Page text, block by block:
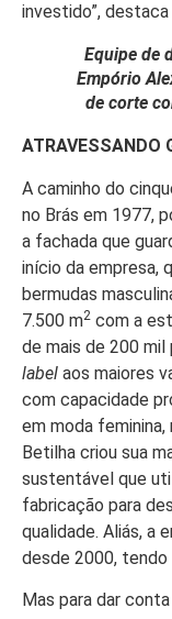
investido”,
Equipe de
Empório
de corte
ATRAVESSANDO
A caminho do
no Brás em 1977,
a fachada que
início da empresa,
bermudas
7.500 m2 com a
de mais de 200
label aos maiores
com capacidade
em moda
Betilha criou sua
sustentável que
fabricação para
qualidade. Aliás, a
desde 2000, tendo
Mas para dar